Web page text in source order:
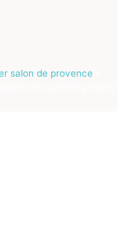
salon de provence»